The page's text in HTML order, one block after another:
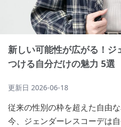
新しい可能性が広がる！ジ
つける自分だけの魅力 5選
更新日 2026-06-18
従来の性別の枠を超えた自由
今、ジェンダーレスコーデは